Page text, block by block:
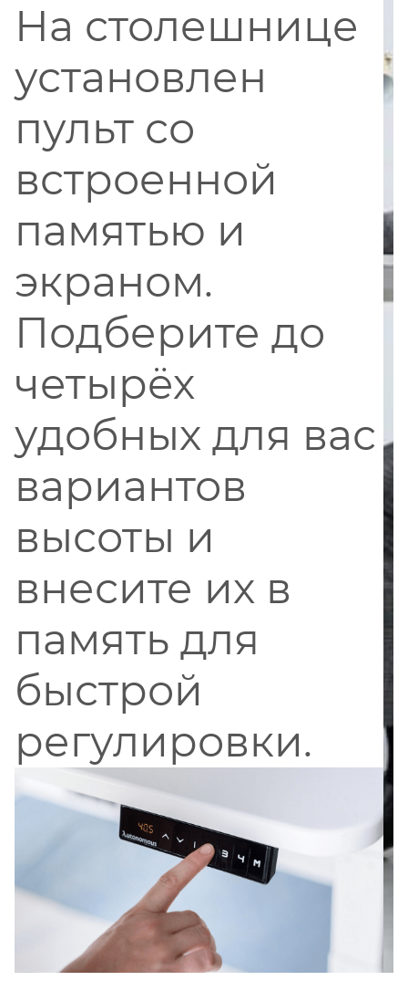
На столешнице
установлен
пульт со
встроенной
памятью и
экраном.
Подберите до
четырёх
удобных для вас
вариантов
высоты и
внесите их в
память для
быстрой
регулировки.